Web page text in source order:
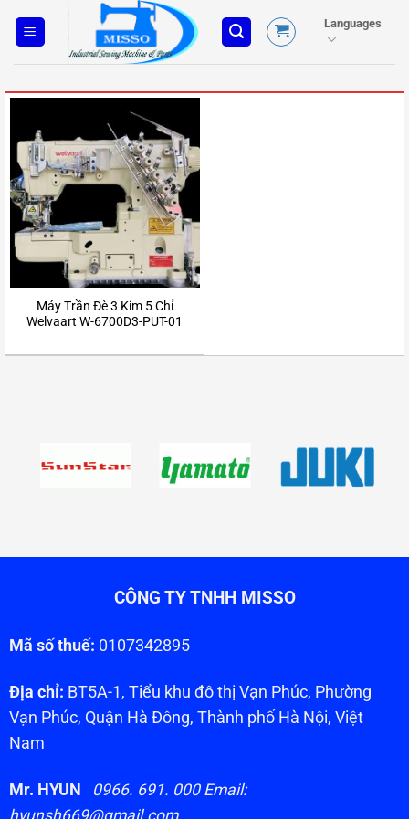
Languages
Máy Trần Đè 3 Kim 5 Chỉ
Welvaart W-6700D3-PUT-01
CÔNG TY TNHH MISSO
Mã số thuế: 0107342895
Địa chỉ: BT5A-1, Tiểu khu đô thị Vạn Phúc, Phường
Vạn Phúc, Quận Hà Đông, Thành phố Hà Nội, Việt
Nam
Mr. HYUN
0966. 691. 000 Email:
hyunsh669@gmail.com